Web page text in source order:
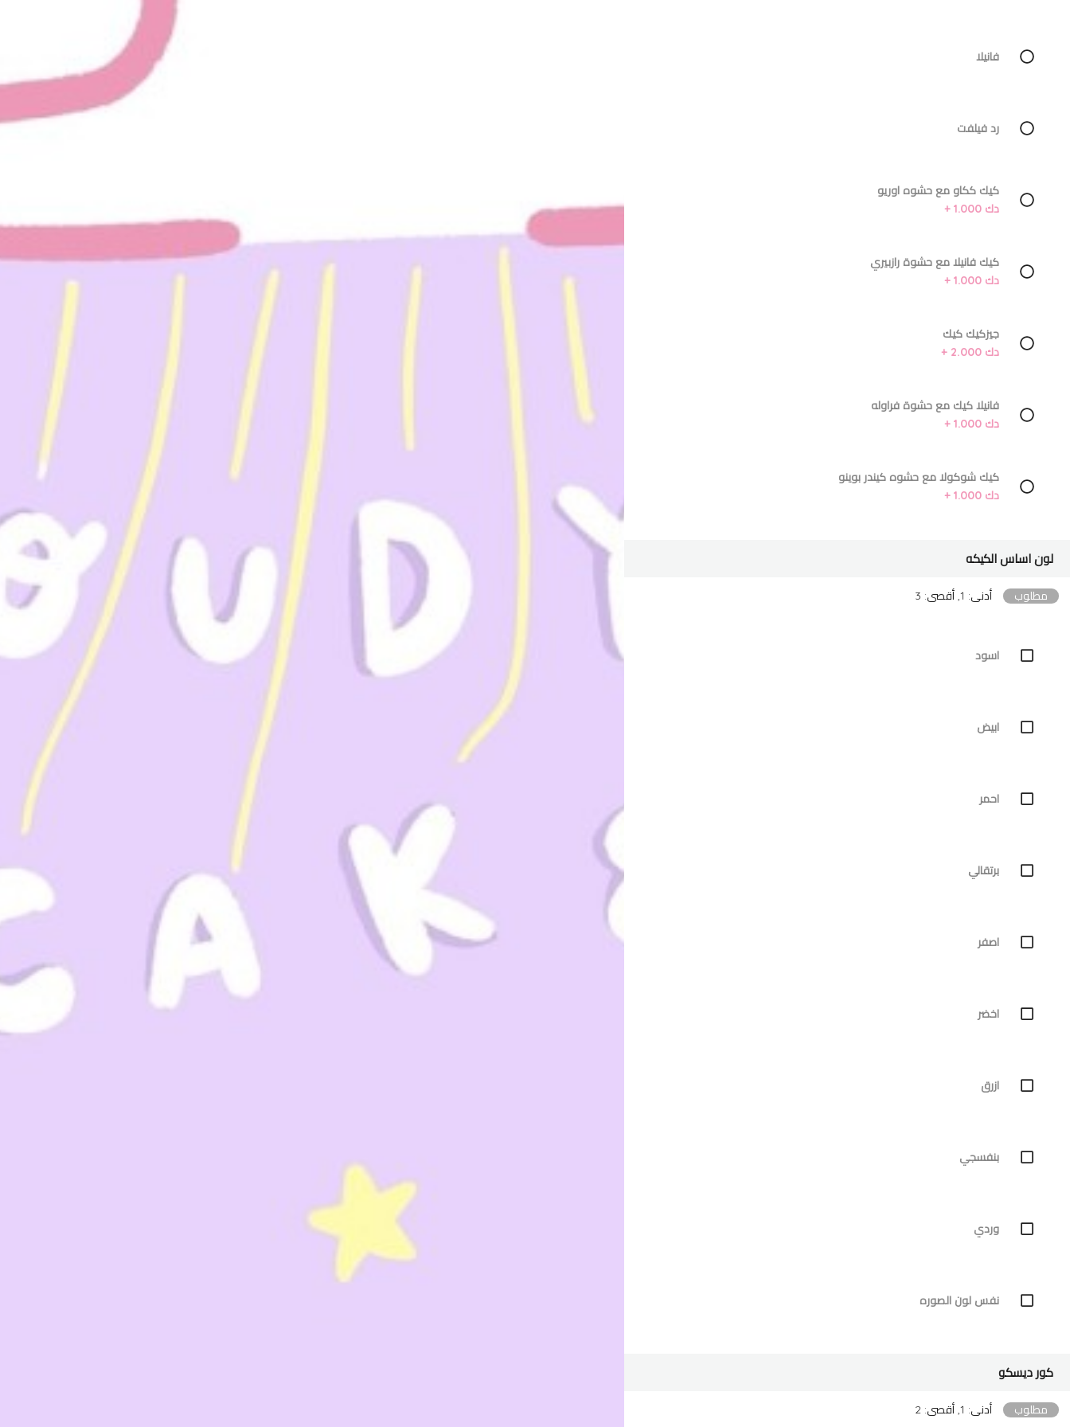
فانيلا
رد فيلفت
كيك ككاو مع حشوه اوريو
دك 1.000 +
كيك فانيلا مع حشوة رازبيري
دك 1.000 +
جيزكيك كيك
دك 2.000 +
فانيلا كيك مع حشوة فراوله
دك 1.000 +
كيك شوكولا مع حشوه كيندر بوينو
دك 1.000 +
لون اساس الكيكه
مطلوب أدنى: 1, أقصى: 3
اسود
ابيض
احمر
برتقالي
اصفر
اخضر
ازرق
بنفسجي
وردي
نفس لون الصوره
كور ديسكو
مطلوب أدنى: 1, أقصى: 2